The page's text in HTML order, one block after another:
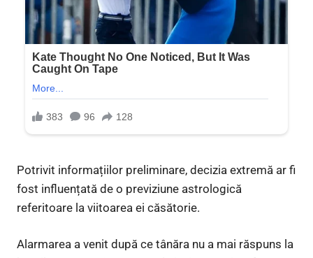
Potrivit informațiilor preliminare, decizia extremă ar fi
fost influențată de o previziune astrologică
referitoare la viitoarea ei căsătorie.
Alarmarea a venit după ce tânăra nu a mai răspuns la